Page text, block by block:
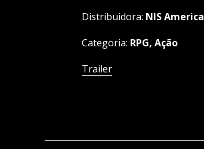
Distribuidora: NIS America
Categoria: RPG, Ação
Trailer